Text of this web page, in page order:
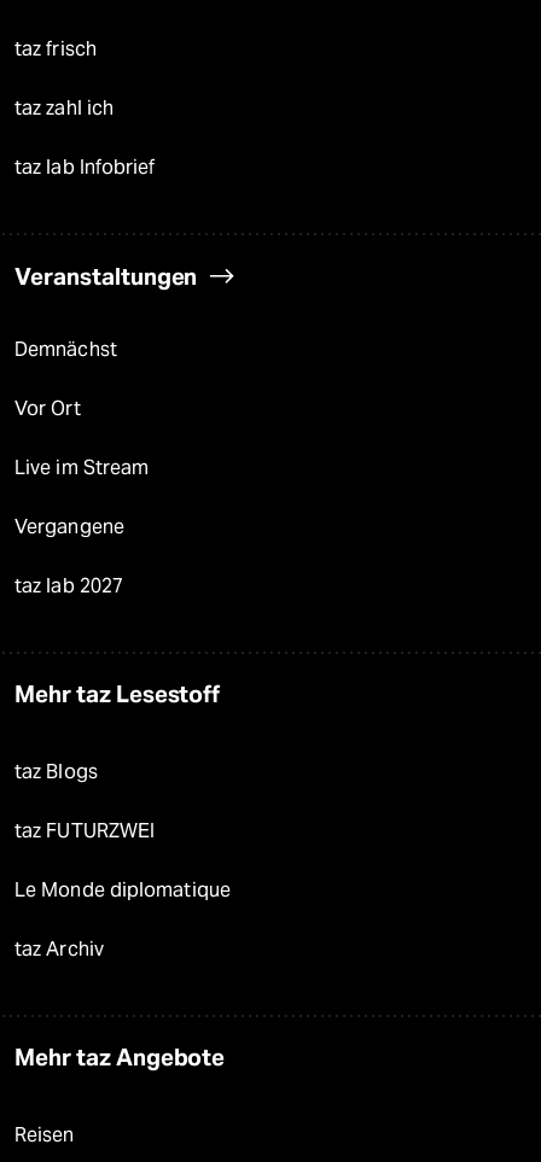
taz frisch
taz zahl ich
taz lab Infobrief
Veranstaltungen
Demnächst
Vor Ort
Live im Stream
Vergangene
taz lab 2027
Mehr taz Lesestoff
taz Blogs
taz FUTURZWEI
Le Monde diplomatique
taz Archiv
Mehr taz Angebote
Reisen